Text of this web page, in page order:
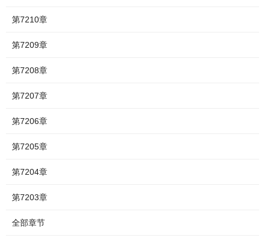
第7210章
第7209章
第7208章
第7207章
第7206章
第7205章
第7204章
第7203章
全部章节